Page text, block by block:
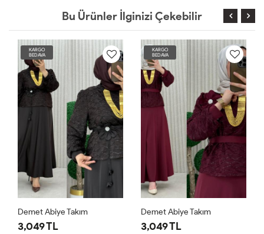
Bu Ürünler İlginizi Çekebilir
KARGO
BEDAVA
Demet Abiye Takım
3,049 TL
KARGO
BEDAVA
Demet Abiye Takım
3,049 TL